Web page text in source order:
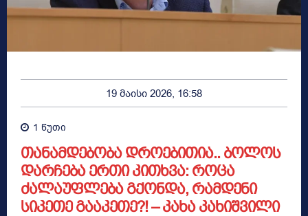
19 მაისი 2026, 16:58
1 წუთი
თანამდებობა დროებითია.. ბოლოს
დარჩება ერთი კითხვა: როცა
ძალაუფლება გქონდა, რამდენი
სიკეთე გააკეთე?! – კახა კახიშვილი